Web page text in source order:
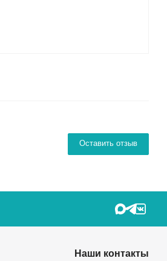
Оставить отзыв
Наши контакты